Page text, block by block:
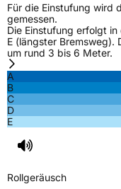
Für die Einstufung wird
gemessen.
Die Einstufung erfolgt
E (längster Bremsweg).
um rund 3 bis 6 Meter.
A
B
C
D
E
Rollgeräusch